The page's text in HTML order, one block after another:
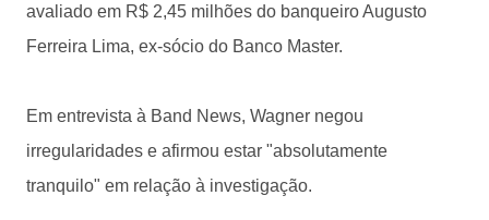
avaliado em R$ 2,45 milhões do banqueiro Augusto
Ferreira Lima, ex-sócio do Banco Master.
Em entrevista à Band News, Wagner negou
irregularidades e afirmou estar "absolutamente
tranquilo" em relação à investigação.